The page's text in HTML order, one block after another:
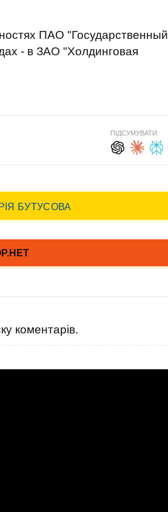
ПАО "Государственный
- в ЗАО "Холдинговая
ПІДСУМУВАТИ:
коментарів.